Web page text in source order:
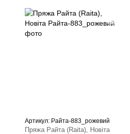
Артикул: Райта-883_рожевий
Пряжа Райта (Raita), Новіта